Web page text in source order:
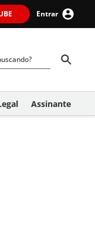
Entrar
Assinante